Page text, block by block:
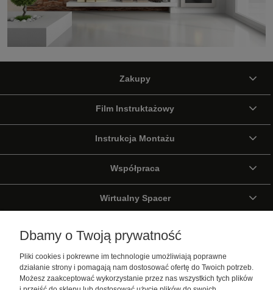
Zakupy
Film Instruktażowy
Instrukcja Montażu
Współpraca
Wirtualny Spacer
Pomoc
Moje konto
Dbamy o Twoją prywatność
Pliki cookies i pokrewne im technologie umożliwiają poprawne
działanie strony i pomagają nam dostosować ofertę do Twoich potrzeb.
Możesz zaakceptować wykorzystanie przez nas wszystkich tych plików